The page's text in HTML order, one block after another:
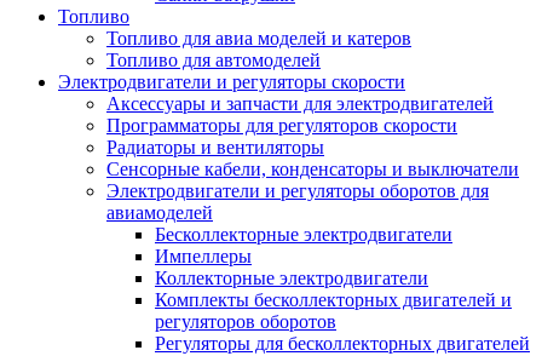
Топливо
Топливо для авиа моделей и катеров
Топливо для автомоделей
Электродвигатели и регуляторы скорости
Аксессуары и запчасти для электродвигателей
Программаторы для регуляторов скорости
Радиаторы и вентиляторы
Сенсорные кабели, конденсаторы и выключатели
Электродвигатели и регуляторы оборотов для
авиамоделей
Бесколлекторные электродвигатели
Импеллеры
Коллекторные электродвигатели
Комплекты бесколлекторных двигателей и
регуляторов оборотов
Регуляторы для бесколлекторных двигателей